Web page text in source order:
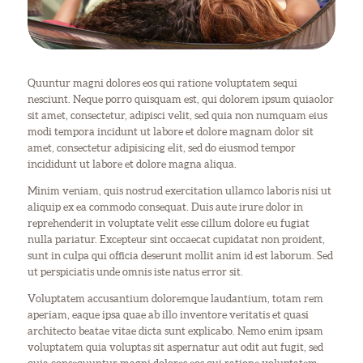
Quuntur magni dolores eos qui ratione voluptatem sequi
nesciunt. Neque porro quisquam est, qui dolorem ipsum quiaolor
sit amet, consectetur, adipisci velit, sed quia non numquam eius
modi tempora incidunt ut labore et dolore magnam dolor sit
amet, consectetur adipisicing elit, sed do eiusmod tempor
incididunt ut labore et dolore magna aliqua.
Minim veniam, quis nostrud exercitation ullamco laboris nisi ut
aliquip ex ea commodo consequat. Duis aute irure dolor in
reprehenderit in voluptate velit esse cillum dolore eu fugiat
nulla pariatur. Excepteur sint occaecat cupidatat non proident,
sunt in culpa qui officia deserunt mollit anim id est laborum. Sed
ut perspiciatis unde omnis iste natus error sit.
Voluptatem accusantium doloremque laudantium, totam rem
aperiam, eaque ipsa quae ab illo inventore veritatis et quasi
architecto beatae vitae dicta sunt explicabo. Nemo enim ipsam
voluptatem quia voluptas sit aspernatur aut odit aut fugit, sed